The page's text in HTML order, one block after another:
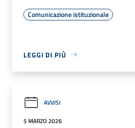
Comunicazione istituzionale
LEGGI DI PIÙ
AVVISI
5 MARZO 2026